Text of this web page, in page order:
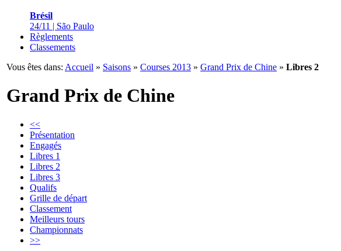
Brésil
24/11 | São Paulo
Règlements
Classements
Vous êtes dans: Accueil » Saisons » Courses 2013 » Grand Prix de Chine » Libres 2
Grand Prix de Chine
<<
Présentation
Engagés
Libres 1
Libres 2
Libres 3
Qualifs
Grille de départ
Classement
Meilleurs tours
Championnats
>>